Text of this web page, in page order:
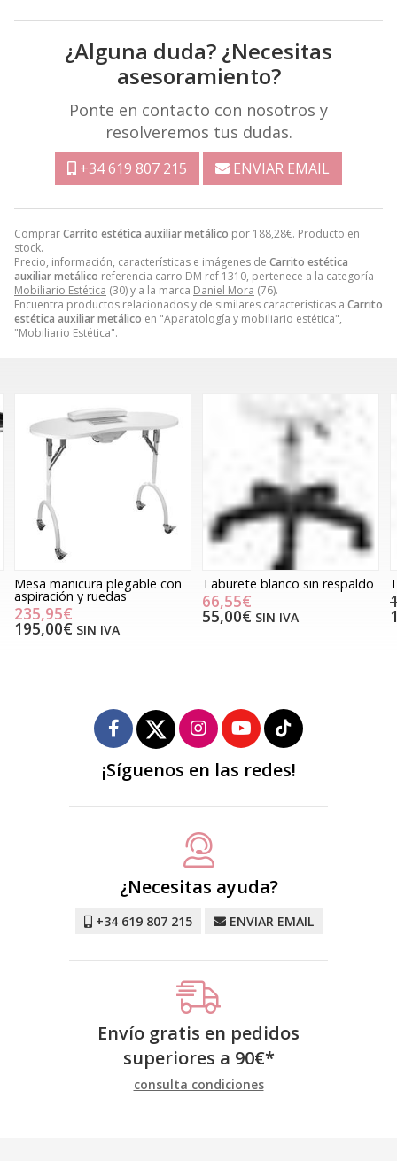
ComprarCarrito estética auxiliar metálico por 188,28€. Producto en
stock.
Precio, información, características e imágenes de Carrito estética
auxiliar metálico referencia carro DM ref 1310, pertenece a la categoría
Mobiliario Estética (30) y a la marca Daniel Mora (76).
Encuentra productos relacionados y de similares características a Carrito
estética auxiliar metálico en "Aparatología y mobiliario estética",
"Mobiliario Estética".
¿Alguna duda? ¿Necesitas
asesoramiento?
Ponte en contacto con nosotros y
resolveremos tus dudas.
+34 619 807 215 ENVIAR EMAIL
Mesa manicura plegable con
aspiración y ruedas
235,95€
195,00€ SIN IVA
Taburete blanco sin respaldo
66,55€
55,00€ SIN IVA
¡Síguenos en las redes!
¿Necesitas ayuda?
+34 619 807 215 ENVIAR EMAIL
Envío gratis en pedidos
superiores a 90€*
consulta condiciones